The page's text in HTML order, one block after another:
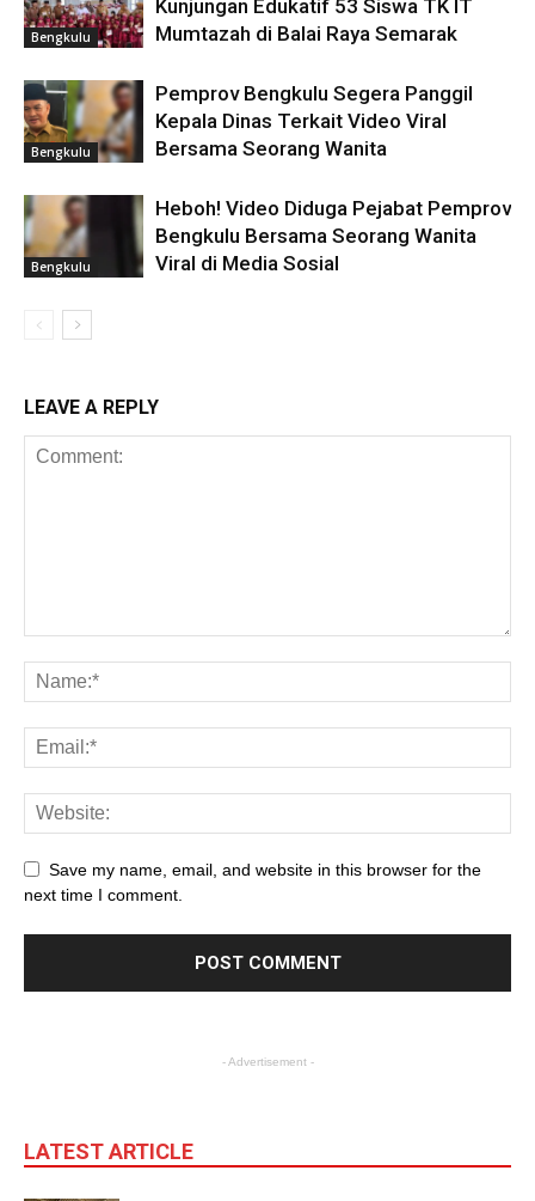
Bengkulu
Kunjungan Edukatif 53 Siswa TK IT
Mumtazah di Balai Raya Semarak
Bengkulu
Pemprov Bengkulu Segera Panggil
Kepala Dinas Terkait Video Viral
Bersama Seorang Wanita
Bengkulu
Heboh! Video Diduga Pejabat Pemprov
Bengkulu Bersama Seorang Wanita
Viral di Media Sosial
LEAVE A REPLY
Save my name, email, and website in this browser for the
next time I comment.
- Advertisement -
LATEST ARTICLE